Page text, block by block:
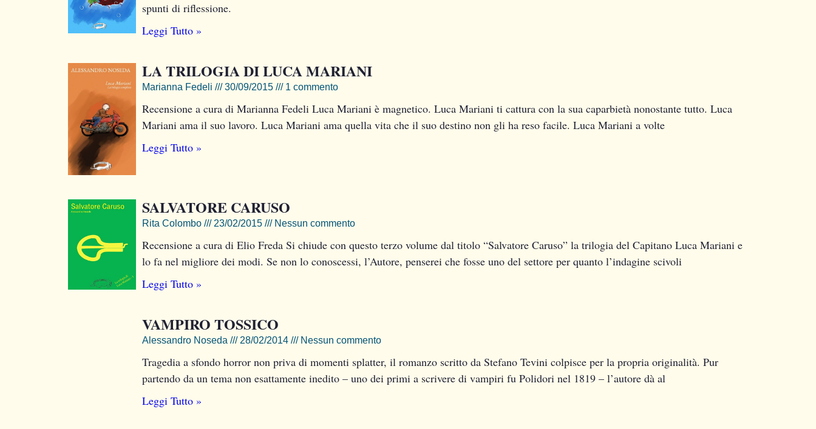
spunti di riflessione.
Leggi Tutto »
LA TRILOGIA DI LUCA MARIANI
Marianna Fedeli 30/09/2015 1 commento
Recensione a cura di Marianna Fedeli Luca Mariani è magnetico. Luca Mariani ti cattura con la sua caparbietà nonostante tutto. Luca
Mariani ama il suo lavoro. Luca Mariani ama quella vita che il suo destino non gli ha reso facile. Luca Mariani a volte
Leggi Tutto »
SALVATORE CARUSO
Rita Colombo 23/02/2015 Nessun commento
Recensione a cura di Elio Freda Si chiude con questo terzo volume dal titolo “Salvatore Caruso” la trilogia del Capitano Luca Mariani e
lo fa nel migliore dei modi. Se non lo conoscessi, l’Autore, penserei che fosse uno del settore per quanto l’indagine scivoli
Leggi Tutto »
VAMPIRO TOSSICO
Alessandro Noseda 28/02/2014 Nessun commento
Tragedia a sfondo horror non priva di momenti splatter, il romanzo scritto da Stefano Tevini colpisce per la propria originalità. Pur
partendo da un tema non esattamente inedito – uno dei primi a scrivere di vampiri fu Polidori nel 1819 – l’autore dà al
Leggi Tutto »